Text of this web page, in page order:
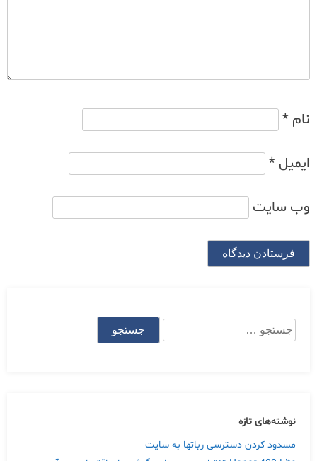
نام *
ایمیل *
وب‌ سایت
جستجو
برای:
نوشته‌های تازه
مسدود کردن دسترسی رباتها به سایت